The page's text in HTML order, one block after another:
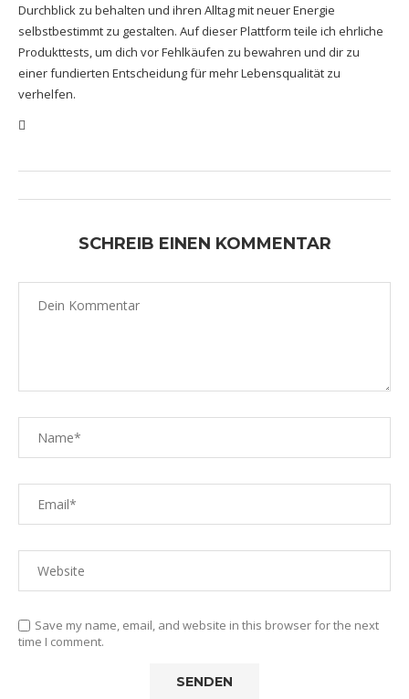
Durchblick zu behalten und ihren Alltag mit neuer Energie
selbstbestimmt zu gestalten. Auf dieser Plattform teile ich ehrliche
Produkttests, um dich vor Fehlkäufen zu bewahren und dir zu
einer fundierten Entscheidung für mehr Lebensqualität zu
verhelfen.
SCHREIB EINEN KOMMENTAR
Save my name, email, and website in this browser for the next
time I comment.